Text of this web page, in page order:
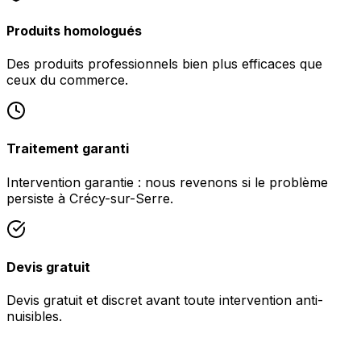
Produits homologués
Des produits professionnels bien plus efficaces que
ceux du commerce.
Traitement garanti
Intervention garantie : nous revenons si le problème
persiste à Crécy-sur-Serre.
Devis gratuit
Devis gratuit et discret avant toute intervention anti-
nuisibles.